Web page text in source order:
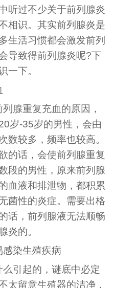
听过不少关于前列腺炎
相识。其实前列腺炎是
生活习惯都会激发前列
导致得前列腺炎呢?下
一下。
腺重复充血的原因，
岁-35岁的男性，会由
数较多，频率也较高。
的话，会使前列腺重复
段的男性，原来前列腺
血液和排泄物，都积累
菌性的炎症。需要出格
话，前列腺液无法顺畅
炎的。
染生殖疾病
引起的，谜底中必定
太留意生殖器的洁净，